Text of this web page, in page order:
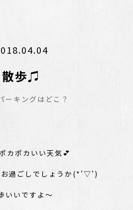
散歩♫
ーキングはどこ？
カポカいい天気💕
お過ごしでしょうか(*'▽')
いいですよ～